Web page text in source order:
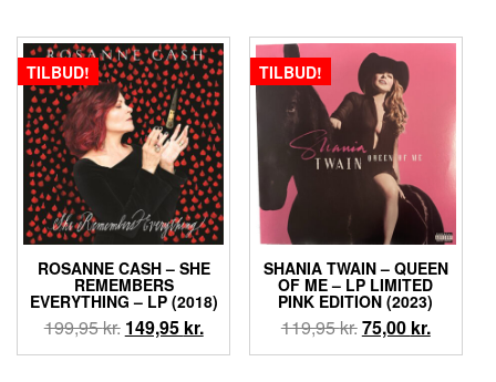
var:
219,95 kr..
er:
99,95 kr..
var:
349,95 kr..
er:
TILBUD!
ROSANNE CASH – SHE
REMEMBERS
EVERYTHING – LP (2018)
199,95kr. Den
oprindelige
149,95 kr.Den
aktuelle
TILBUD!
SHANIA TWAIN – QUEEN
OF ME – LP LIMITED
PINK EDITION (2023)
119,95kr.Den
oprindelige
75,00 kr.Den
aktuelle